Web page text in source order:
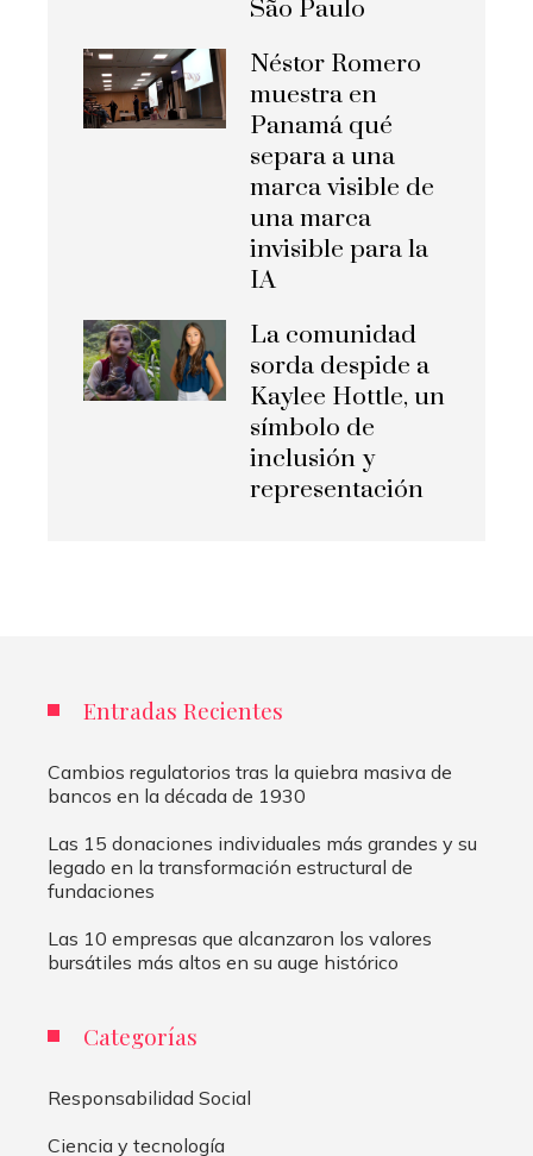
São Paulo
Néstor Romero
muestra en
Panamá qué
separa a una
marca visible de
una marca
invisible para la
IA
La comunidad
sorda despide a
Kaylee Hottle, un
símbolo de
inclusión y
representación
Entradas Recientes
Cambios regulatorios tras la quiebra masiva de
bancos en la década de 1930
Las 15 donaciones individuales más grandes y su
legado en la transformación estructural de
fundaciones
Las 10 empresas que alcanzaron los valores
bursátiles más altos en su auge histórico
Categorías
Responsabilidad Social
Ciencia y tecnología